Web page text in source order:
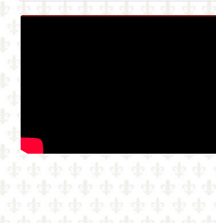
Demokratické primárky v Michigane